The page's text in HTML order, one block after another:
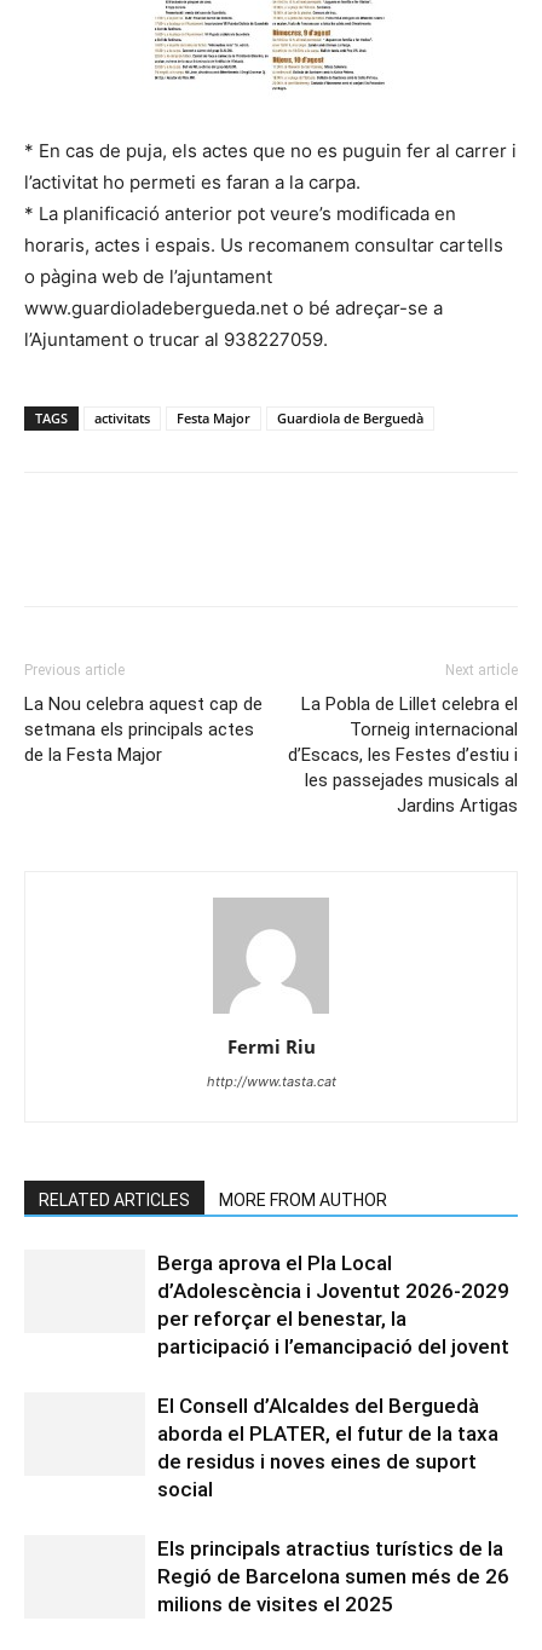
* En cas de puja, els actes que no es puguin fer al carrer i
l’activitat ho permeti es faran a la carpa.
* La planificació anterior pot veure’s modificada en
horaris, actes i espais. Us recomanem consultar cartells
o pàgina web de l’ajuntament
www.guardioladebergueda.net o bé adreçar-se a
l’Ajuntament o trucar al 938227059.
TAGS activitats Festa Major Guardiola de Berguedà
Previous article
La Nou celebra aquest cap de
setmana els principals actes
de la Festa Major
Next article
La Pobla de Lillet celebra el
Torneig internacional
d’Escacs, les Festes d’estiu i
les passejades musicals al
Jardins Artigas
Fermi Riu
http://www.tasta.cat
RELATED ARTICLES MORE FROM AUTHOR
Berga aprova el Pla Local
d’Adolescència i Joventut 2026-2029
per reforçar el benestar, la
participació i l’emancipació del jovent
El Consell d’Alcaldes del Berguedà
aborda el PLATER, el futur de la taxa
de residus i noves eines de suport
social
Els principals atractius turístics de la
Regió de Barcelona sumen més de 26
milions de visites el 2025